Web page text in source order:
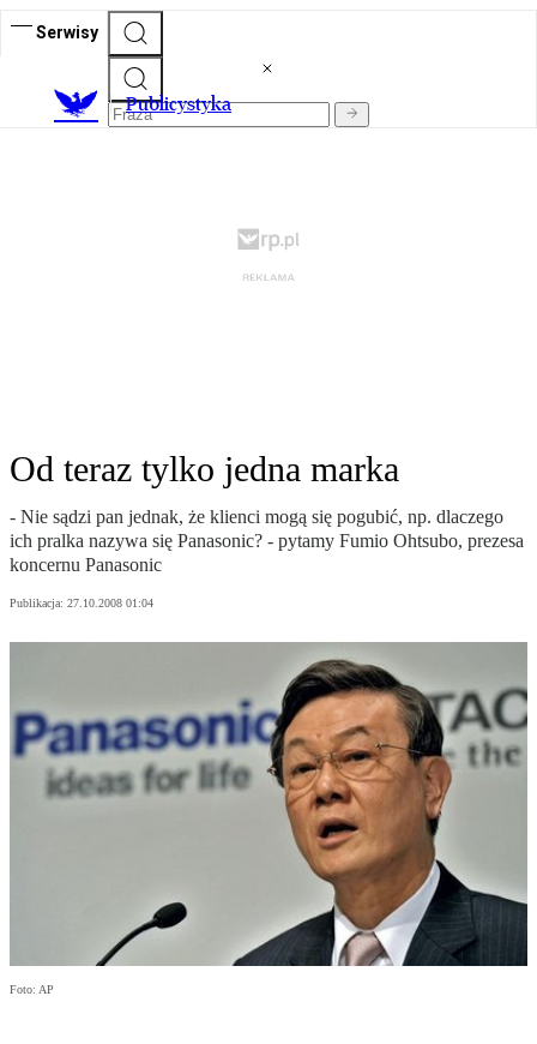
Serwisy
Publicystyka
Od teraz tylko jedna marka
- Nie sądzi pan jednak, że klienci mogą się pogubić, np. dlaczego
ich pralka nazywa się Panasonic? - pytamy Fumio Ohtsubo, prezesa
koncernu Panasonic
Publikacja: 27.10.2008 01:04
Foto: AP